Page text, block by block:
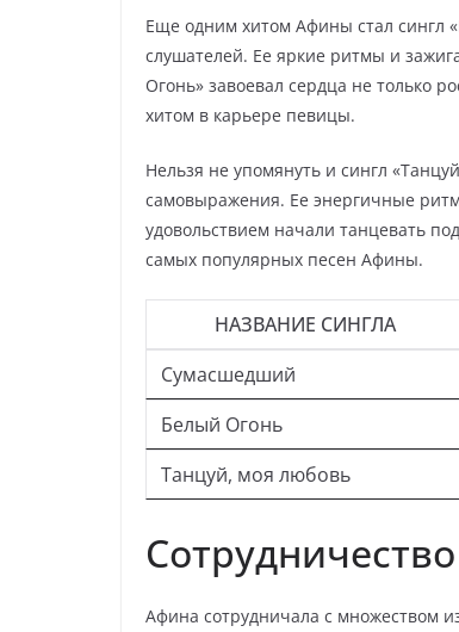
Еще одним хитом Афины стал сингл
слушателей. Ее яркие ритмы и
Огонь» завоевал сердца не только
хитом в карьере певицы.
Нельзя не упомянуть и сингл
самовыражения. Ее энергичные
удовольствием начали танцевать
самых популярных песен Афины.
НАЗВАНИЕ СИНГЛА
Сумасшедший
Белый Огонь
Танцуй, моя любовь
Афина сотрудничала с множеством